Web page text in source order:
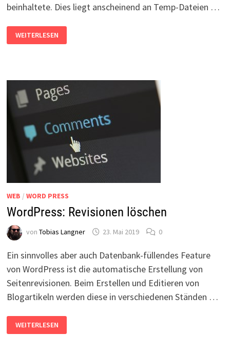
beinhaltete. Dies liegt anscheinend an Temp-Dateien …
MYSQL-
FEHLER
WEITERLESEN
WEB / WORD PRESS
WordPress: Revisionen löschen
von Tobias Langner 23. Mai 2019 0
Ein sinnvolles aber auch Datenbank-füllendes Feature
von WordPress ist die automatische Erstellung von
Seitenrevisionen. Beim Erstellen und Editieren von
Blogartikeln werden diese in verschiedenen Ständen …
REVISIONEN
LÖSCHEN
WEITERLESEN